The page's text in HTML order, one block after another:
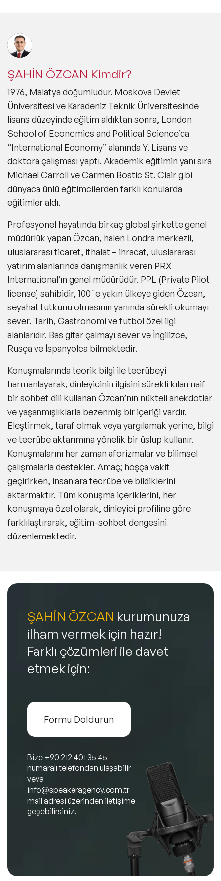
ŞAHİN ÖZCAN Kimdir?
1976, Malatya doğumludur. Moskova Devlet
Üniversitesi ve Karadeniz Teknik Üniversitesinde
lisans düzeyinde eğitim aldıktan sonra, London
School of Economics and Political Science’da
“International Economy” alanında Y. Lisans ve
doktora çalışması yaptı. Akademik eğitimin yanı sıra
Michael Carroll ve Carmen Bostic St. Clair gibi
dünyaca ünlü eğitimcilerden farklı konularda
eğitimler aldı.
Profesyonel hayatında birkaç global şirkette genel
müdürlük yapan Özcan, halen Londra merkezli,
uluslararası ticaret, ithalat – ihracat, uluslararası
yatırım alanlarında danışmanlık veren PRX
International’ın genel müdürüdür. PPL (Private Pilot
license) sahibidir, 100`e yakın ülkeye giden Özcan,
seyahat tutkunu olmasının yanında sürekli okumayı
sever. Tarih, Gastronomi ve futbol özel ilgi
alanlarıdır. Bas gitar çalmayı sever ve İngilizce,
Rusça ve İspanyolca bilmektedir.
Konuşmalarında teorik bilgi ile tecrübeyi
harmanlayarak; dinleyicinin ilgisini sürekli kılan naif
bir sohbet dili kullanan Özcan’nın nükteli anekdotlar
ve yaşanmışlıklarla bezenmiş bir içeriği vardır.
Eleştirmek, taraf olmak veya yargılamak yerine, bilgi
ve tecrübe aktarımına yönelik bir üslup kullanır.
Konuşmalarını her zaman aforizmalar ve bilimsel
çalışmalarla destekler. Amaç; hoşça vakit
geçirirken, insanlara tecrübe ve bildiklerini
aktarmaktır. Tüm konuşma içeriklerini, her
konuşmaya özel olarak, dinleyici profiline göre
farklılaştırarak, eğitim-sohbet dengesini
düzenlemektedir.
ŞAHİN ÖZCAN kurumunuza
ilham vermek için hazır!
Farklı çözümleri ile davet
etmek için:
Formu Doldurun
Bize +90 212 401 35 45
numaralı telefondan ulaşabilir
veya
info@speakeragency.com.tr
mail adresi üzerinden iletişime
geçebilirsiniz.